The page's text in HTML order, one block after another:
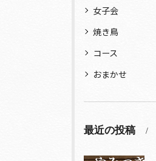
女子会
焼き鳥
コース
おまかせ
最近の投稿